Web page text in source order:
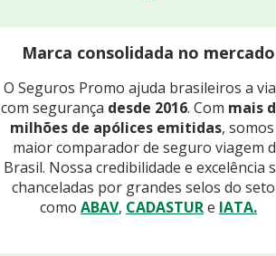
Marca consolidada no mercado
O Seguros Promo ajuda brasileiros a
com segurança desde 2016. Com mais
milhões de apólices emitidas,
maior comparador de seguro viagem
Brasil. Nossa credibilidade e excelência
chanceladas por grandes selos do
como ABAV, CADASTURe IATA.